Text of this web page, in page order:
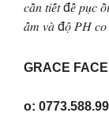
𝑐𝑎̂̀𝑛 𝑡𝑖𝑒̂́𝑡 đ𝑒̂̉ 𝑝𝑢̣𝑐
𝑎̂̉𝑚 𝑣𝑎̀ đ𝑜̣̂ 𝑃𝐻 𝑐𝑜
GRACE
o: